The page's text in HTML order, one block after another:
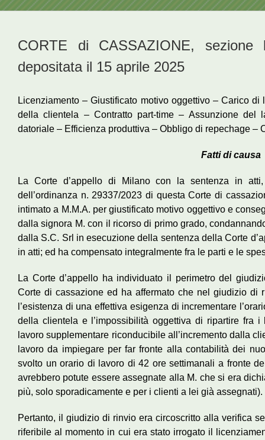
CORTE di CASSAZIONE,
depositata il 15 aprile 2025
Licenziamento – Giustificato motivo oggettivo – Carico
della clientela – Contratto part-time – Assunzione del
datoriale – Efficienza produttiva – Obbligo di repechage –
Fatti di causa
La Corte d’appello di Milano con la sentenza in
dell’ordinanza n. 29337/2023 di questa Corte di
intimato a M.M.A. per giustificato motivo oggettivo e
dalla signora M. con il ricorso di primo grado,
dalla S.C. Srl in esecuzione della sentenza della Corte
in atti; ed ha compensato integralmente fra le parti e le
La Corte d’appello ha individuato il perimetro del
Corte di cassazione ed ha affermato che nel giudizio di
l’esistenza di una effettiva esigenza di incrementare
della clientela e l’impossibilità oggettiva di ripartire fra
lavoro supplementare riconducibile all’incremento dalla
lavoro da impiegare per far fronte alla contabilità dei
svolto un orario di lavoro di 42 ore settimanali a fronte
avrebbero potute essere assegnate alla M. che si era
più, solo sporadicamente e per i clienti a lei già assegnati).
Pertanto, il giudizio di rinvio era circoscritto alla verifica
riferibile al momento in cui era stato irrogato il